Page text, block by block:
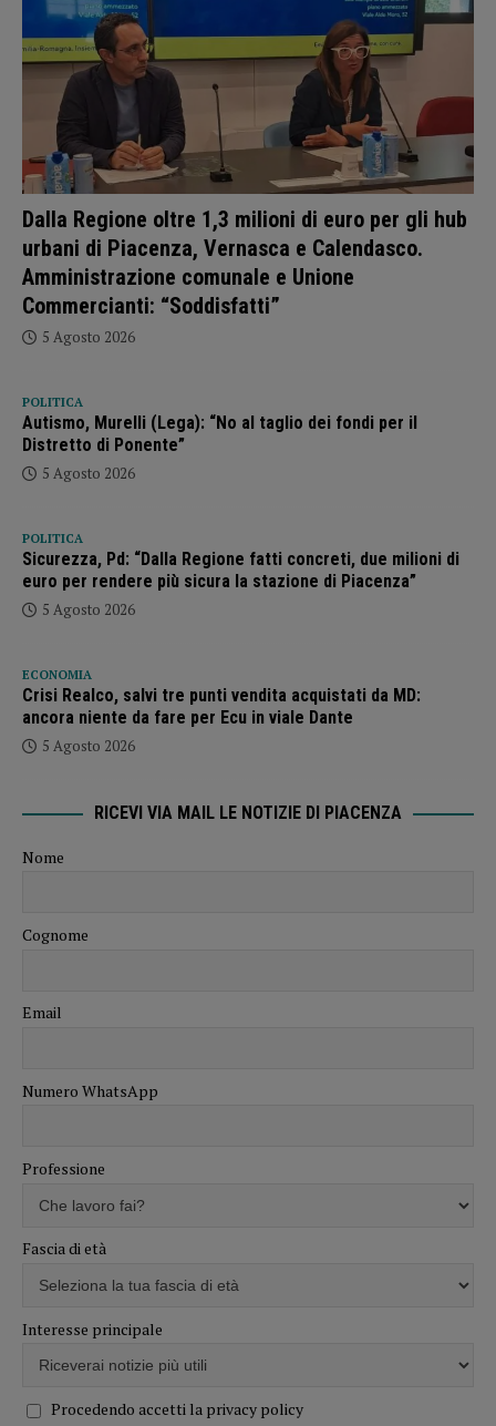
Dalla Regione oltre 1,3 milioni di euro per gli hub
urbani di Piacenza, Vernasca e Calendasco.
Amministrazione comunale e Unione
Commercianti: “Soddisfatti”
5 Agosto 2026
POLITICA
Autismo, Murelli (Lega): “No al taglio dei fondi per il
Distretto di Ponente”
5 Agosto 2026
POLITICA
Sicurezza, Pd: “Dalla Regione fatti concreti, due milioni di
euro per rendere più sicura la stazione di Piacenza”
5 Agosto 2026
ECONOMIA
Crisi Realco, salvi tre punti vendita acquistati da MD:
ancora niente da fare per Ecu in viale Dante
5 Agosto 2026
RICEVI VIA MAIL LE NOTIZIE DI PIACENZA
Nome
Cognome
Email
Numero WhatsApp
Professione
Fascia di età
Interesse principale
Procedendo accetti la privacy policy